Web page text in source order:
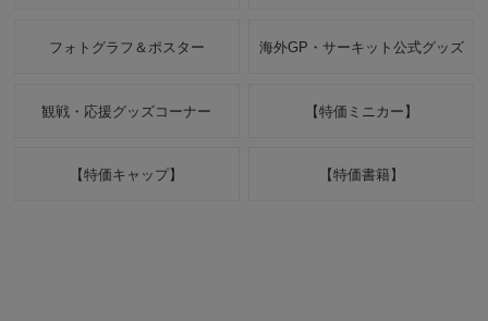
フォトグラフ＆ポスター 海外GP・サーキット公式グッズ
観戦・応援グッズコーナー 【特価ミニカー】
【特価キャップ】 【特価書籍】